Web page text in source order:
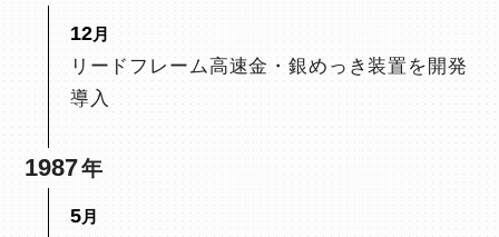
12
リードフレーム高速金・銀めっき装置を開発
導入
1987
5